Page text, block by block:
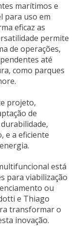
marítimos e
para uso em
eficaz as
permite
de operações,
até
como parques
projeto,
de
e a eficiente
está
para viabilização
ou
e Thiago
transformar o
inovação.